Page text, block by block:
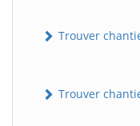
Trouver
Trouver